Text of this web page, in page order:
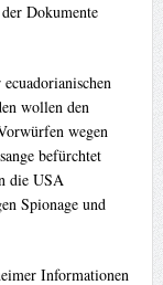
Dokumente
wollen den
wegen
befürchtet
die USA
Spionage und
Informationen